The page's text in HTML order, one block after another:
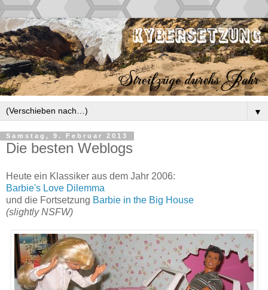
▼
Samstag, 9. Februar 2013
Die besten Weblogs
Heute ein Klassiker aus dem Jahr 2006:
Barbie's Love Dilemma
und die Fortsetzung Barbie in the Big House
(slightly NSFW)